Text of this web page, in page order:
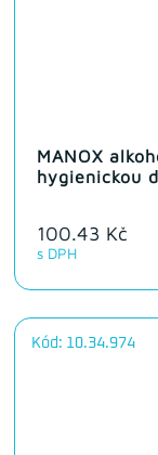
MANOX
hygienickou
100.43 Kč
s DPH
Kód: 10.34.974